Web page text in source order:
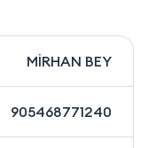
MİRHAN BEY
905468771240